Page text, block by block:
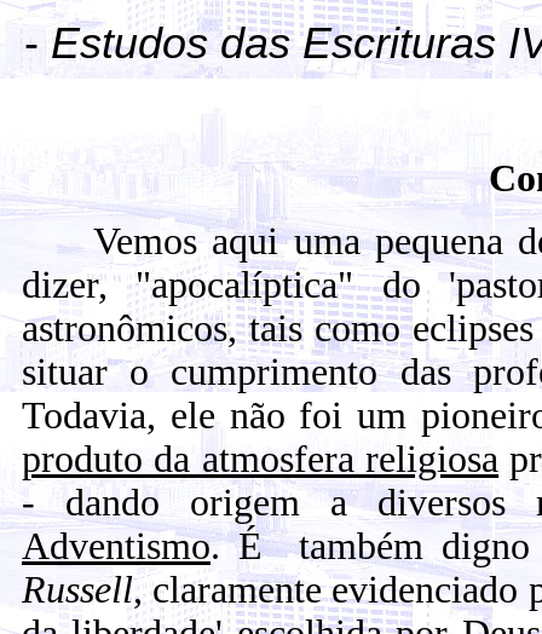
- Estudos das Escrituras
Vemos aqui uma pequena
dizer, "apocalíptica" do
astronômicos, tais como
situar o cumprimento das
Todavia, ele não foi um
produto da atmosfera religiosa
- dando origem a diversos
Adventismo. É também digno
Russell, claramente evidenciado